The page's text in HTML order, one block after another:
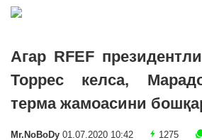
Агар RFEF
Торрес келса,
терма жамоасини
Mr.NoBoDy 01.07.2020 10:42 1275